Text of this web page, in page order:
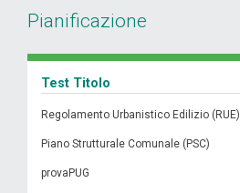
sei
Pianificazione
Test Titolo
Regolamento Urbanistico Edilizio (RUE)
Piano Strutturale Comunale (PSC)
provaPUG